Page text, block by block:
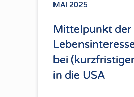
MAI 2025
Mittelpunkt der
bei
in die USA